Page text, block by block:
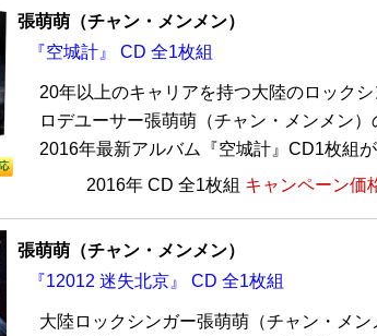
張萌萌（チャン・メンメン）
『空城計』 CD 全1枚組
20年以上のキャリアを持つ大陸のロック
ロデユーサー張萌萌（チャン・メンメン）
2016年最新アルバム『空城計』CD1枚組
2016年 CD 全1枚組 キャンペーン価
張萌萌（チャン・メンメン）
『12012 迷失北京』 CD 全1枚組
大陸ロックシンガー張萌萌（チャン・メ